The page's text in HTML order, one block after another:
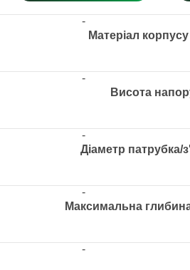
Матеріал
Висота
Діаметр патрубка/
Максимальна
-
-
-
-
-